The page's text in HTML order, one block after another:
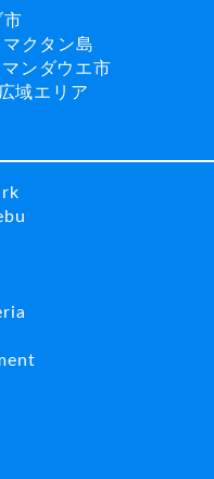
市
クタン島
ンダウエ市
域エリア